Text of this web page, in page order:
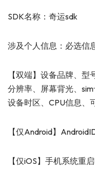
SDK名称：奇运sdk
涉及个人信息：必选信
【双端】设备品牌、
分辨率、屏幕背光、
设备时区、CPU信息、
【仅Android】
【仅iOS】手机系统重